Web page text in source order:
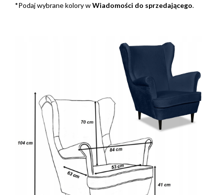
*Podaj wybrane kolory wWiadomości do sprzedającego.